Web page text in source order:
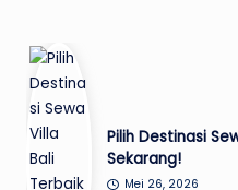
Pilih Destinasi
Sekarang!
Mei 26, 2026